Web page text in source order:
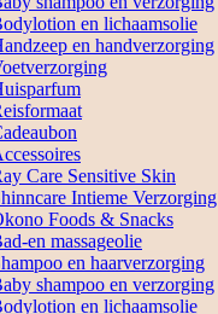
en lichaamsolie
en handverzorging
Care Sensitive Skin
Intieme Verzorging
Foods & Snacks
en massageolie
en haarverzorging
shampoo en verzorging
en lichaamsolie